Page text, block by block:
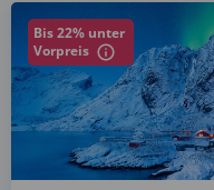
Bis 22% unter
Vorpreis